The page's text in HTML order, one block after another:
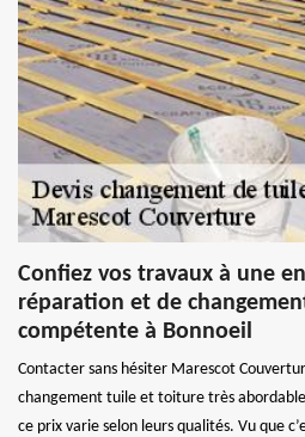
Confiez vos travaux à une
réparation et de
compétente à Bonnoeil
Contacter sans hésiter Marescot
changement tuile et toiture très
ce prix varie selon leurs qualités. Vu que